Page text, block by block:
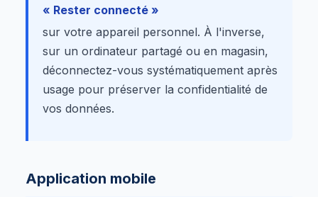
« Rester connecté »
sur votre appareil personnel. À l'inverse,
sur un ordinateur partagé ou en magasin,
déconnectez-vous systématiquement après
usage pour préserver la confidentialité de
vos données.
Application mobile